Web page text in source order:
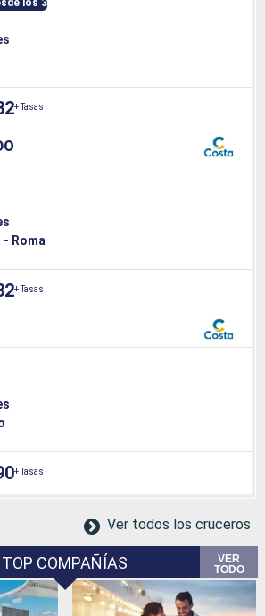
los 3
+ Tasas
Roma
+ Tasas
+ Tasas
Ver todos los cruceros
TOP COMPAÑÍAS
VER
TODO